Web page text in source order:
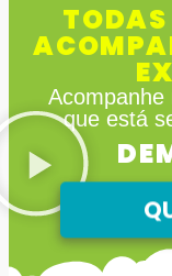
que está